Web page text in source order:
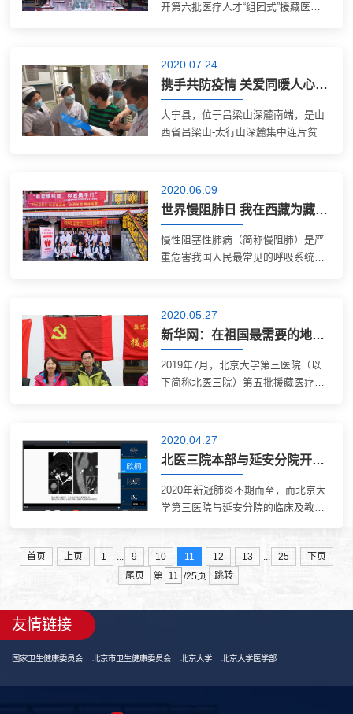
开第六批医疗人才“组团式”援藏医疗
务副主任、北医三院院长乔杰，北医
三院党委书记金昌晓，党委副书记、
副院长付...
2020.07.24
携手共防疫情 关爱同暖人心——北医三院健康扶贫山西大宁工作侧记
大宁县，位于吕梁山深麓南端，是山
西省吕梁山-太行山深麓集中连片贫困
西省大宁县医疗集团已展开对口帮扶
工作4年，经过两家医院的共同努力，
大宁...
2020.06.09
世界慢阻肺日 我在西藏为藏族同胞义诊
慢性阻塞性肺病（简称慢阻肺）是严
重危害我国人民最常见的呼吸系统慢
病。烟草消费以及生物燃料的大量使
用，使得西藏地区，尤其是牧区农
村，慢阻肺的...
2020.05.27
新华网：在祖国最需要的地方奉献青春——北京大学第三医院“组团式”援藏医疗工作队群像扫描
2019年7月，北京大学第三医院（以
下简称北医三院）第五批援藏医疗队
民医院工作近一年间，这支平均年龄
不足40岁的医学博士队伍，在救死扶
伤的岗位...
2020.04.27
北医三院本部与延安分院开展神经内科线上联合临床及教学培训
2020年新冠肺炎不期而至，而北京大
学第三医院与延安分院的临床及教学
院开展了多维度、立体化的联合线上
临床和教学培训。 在临床培训方面，
首页 上页 1 9 10 11 12 13 25
下页
尾页
第 /25页 跳转
友情链接
国家卫生健康委员会 北京市卫生健康委员会 北京大学 北京大学医学部